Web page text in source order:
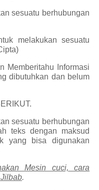
sesuatu berhubungan
melakukan sesuatu
Memberitahu Informasi
dibutuhkan dan belum
sesuatu berhubungan
teks dengan maksud
yang bisa digunakan
Mesin cuci, cara
.